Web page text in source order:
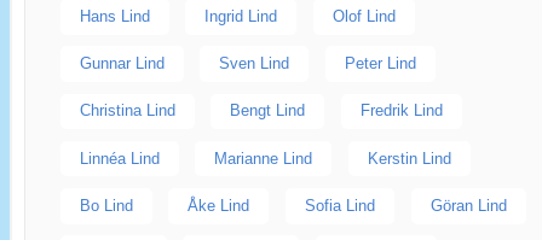
Hans Lind Ingrid Lind Olof Lind
Gunnar Lind Sven Lind Peter Lind
Christina Lind Bengt Lind Fredrik Lind
Linnéa Lind Marianne Lind Kerstin Lind
Bo Lind Åke Lind Sofia Lind Göran Lind